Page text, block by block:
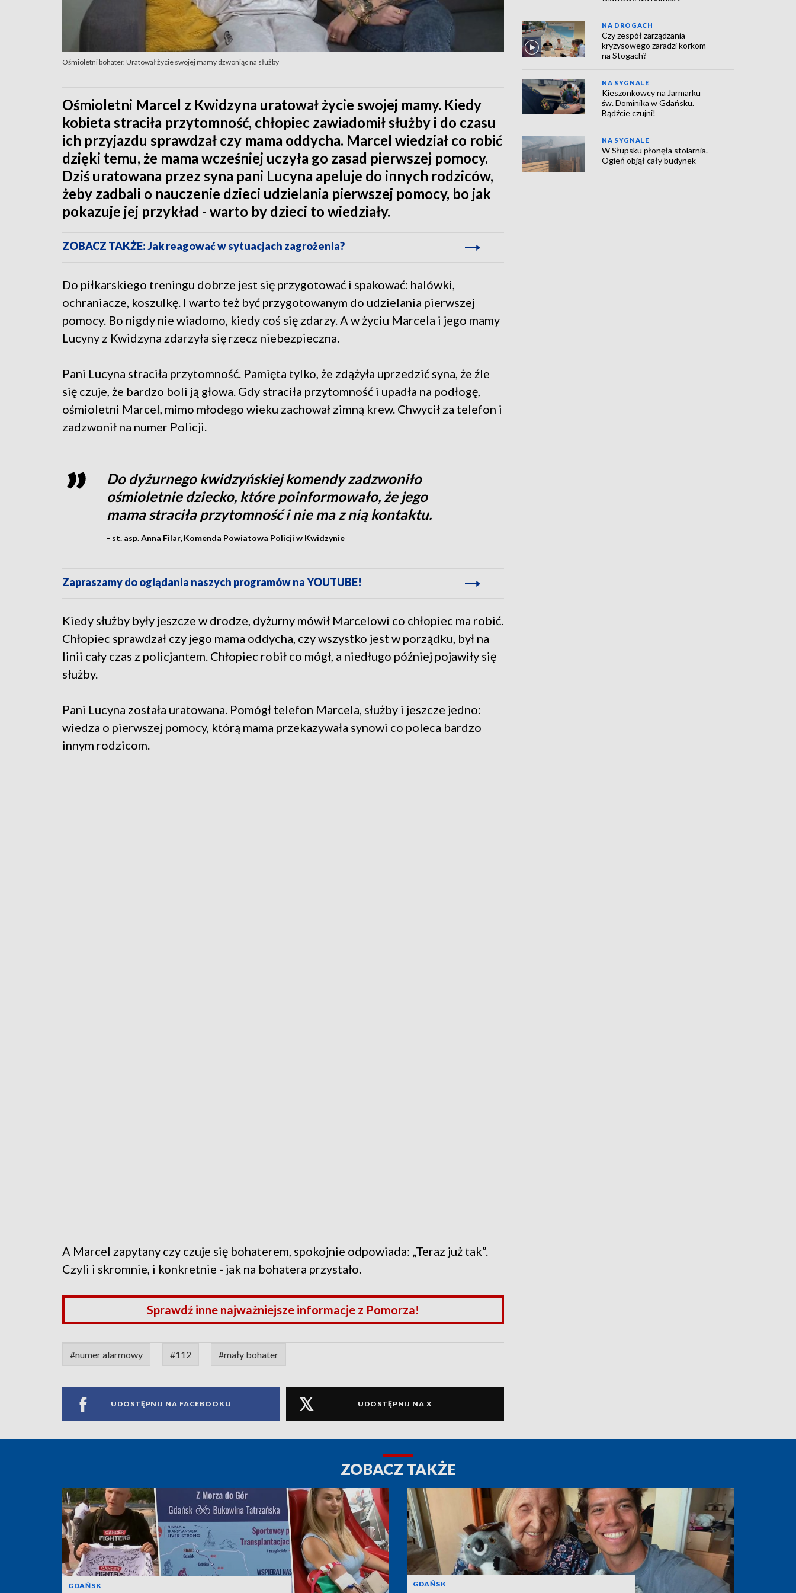
Ośmioletni bohater. Uratował życie swojej mamy dzwoniąc na służby
Ośmioletni Marcel z Kwidzyna uratował życie swojej mamy. Kiedy
kobieta straciła przytomność, chłopiec zawiadomił służby i do czasu
ich przyjazdu sprawdzał czy mama oddycha. Marcel wiedział co robić
dzięki temu, że mama wcześniej uczyła go zasad pierwszej pomocy.
Dziś uratowana przez syna pani Lucyna apeluje do innych rodziców,
żeby zadbali o nauczenie dzieci udzielania pierwszej pomocy, bo jak
pokazuje jej przykład - warto by dzieci to wiedziały.
ZOBACZ TAKŻE: Jak reagować w sytuacjach zagrożenia?
Do piłkarskiego treningu dobrze jest się przygotować i spakować: halówki,
ochraniacze, koszulkę. I warto też być przygotowanym do udzielania pierwszej
pomocy. Bo nigdy nie wiadomo, kiedy coś się zdarzy. A w życiu Marcela i jego mamy
Lucyny z Kwidzyna zdarzyła się rzecz niebezpieczna.
Pani Lucyna straciła przytomność. Pamięta tylko, że zdążyła uprzedzić syna, że źle
się czuje, że bardzo boli ją głowa. Gdy straciła przytomność i upadła na podłogę,
ośmioletni Marcel, mimo młodego wieku zachował zimną krew. Chwycił za telefon i
zadzwonił na numer Policji.
Do dyżurnego kwidzyńskiej komendy zadzwoniło
ośmioletnie dziecko, które poinformowało, że jego
mama straciła przytomność i nie ma z nią kontaktu.
- st. asp. Anna Filar, Komenda Powiatowa Policji w Kwidzynie
Zapraszamy do oglądania naszych programów na YOUTUBE!
Kiedy służby były jeszcze w drodze, dyżurny mówił Marcelowi co chłopiec ma robić.
Chłopiec sprawdzał czy jego mama oddycha, czy wszystko jest w porządku, był na
linii cały czas z policjantem. Chłopiec robił co mógł, a niedługo później pojawiły się
służby.
Pani Lucyna została uratowana. Pomógł telefon Marcela, służby i jeszcze jedno:
wiedza o pierwszej pomocy, którą mama przekazywała synowi co poleca bardzo
innym rodzicom.
A Marcel zapytany czy czuje się bohaterem, spokojnie odpowiada: „Teraz już tak”.
Czyli i skromnie, i konkretnie - jak na bohatera przystało.
Sprawdź inne najważniejsze informacje z Pomorza!
#numer alarmowy #112 #mały bohater
UDOSTĘPNIJ NA FACEBOOKU UDOSTĘPNIJ NA X
NA DROGACH
Czy zespół zarządzania
kryzysowego zaradzi korkom
na Stogach?
NA SYGNALE
Kieszonkowcy na Jarmarku
św. Dominika w Gdańsku.
Bądźcie czujni!
NA SYGNALE
W Słupsku płonęła stolarnia.
Ogień objął cały budynek
ZOBACZ TAKŻE
GDAŃSK GDAŃSK